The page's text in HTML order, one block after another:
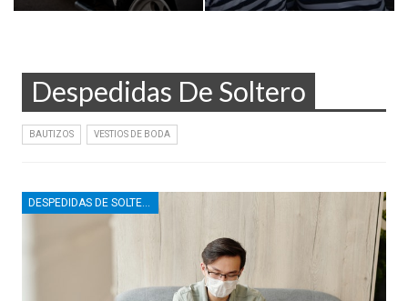
Despedidas De Soltero
BAUTIZOS VESTIOS DE BODA